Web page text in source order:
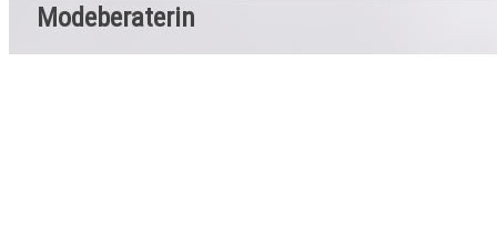
Modeberaterin